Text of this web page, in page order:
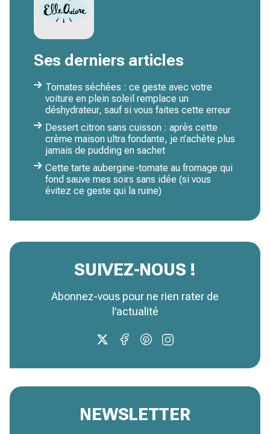
Ses derniers articles
Tomates séchées : ce geste avec votre
voiture en plein soleil remplace un
déshydrateur, sauf si vous faites cette erreur
Dessert citron sans cuisson : après cette
crème maison ultra fondante, je n’achète plus
jamais de pudding en sachet
Cette tarte aubergine-tomate au fromage qui
fond sauve mes soirs sans idée (si vous
évitez ce geste qui la ruine)
SUIVEZ-NOUS !
Abonnez-vous pour ne rien rater de
l’actualité
NEWSLETTER